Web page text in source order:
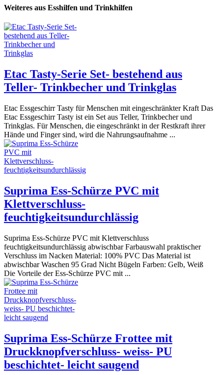
Weiteres aus Esshilfen und Trinkhilfen
Etac Tasty-Serie Set- bestehend aus
Teller- Trinkbecher und Trinkglas
Etac Essgeschirr Tasty für Menschen mit eingeschränkter Kraft Das
Etac Essgeschirr Tasty ist ein Set aus Teller, Trinkbecher und
Trinkglas. Für Menschen, die eingeschränkt in der Restkraft ihrer
Hände und Finger sind, wird die Nahrungsaufnahme ...
Suprima Ess-Schürze PVC mit
Klettverschluss-
feuchtigkeitsundurchlässig
Suprima Ess-Schürze PVC mit Klettverschluss
feuchtigkeitsundurchlässig abwischbar Farbauswahl praktischer
Verschluss im Nacken Material: 100% PVC Das Material ist
abwischbar Waschen 95 Grad Nicht Bügeln Farben: Gelb, Weiß
Die Vorteile der Ess-Schürze PVC mit ...
Suprima Ess-Schürze Frottee mit
Druckknopfverschluss- weiss- PU
beschichtet- leicht saugend